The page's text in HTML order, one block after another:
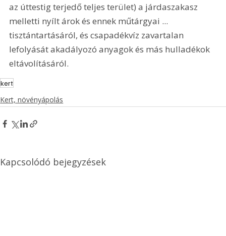
az úttestig terjedő teljes terület) a járdaszakasz
melletti nyílt árok és ennek műtárgyai ...
tisztántartásáról, és csapadékvíz zavartalan
lefolyását akadályozó anyagok és más hulladékok
eltávolításáról.
kert
Kert, növényápolás
Kapcsolódó bejegyzések